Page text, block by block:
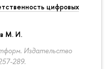
цифровых
М. И.
Издательство
289.